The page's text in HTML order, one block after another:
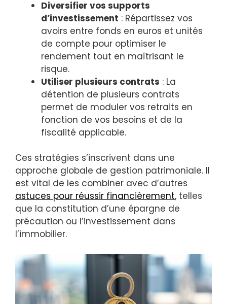
Diversifier vos supports
d’investissement : Répartissez vos
avoirs entre fonds en euros et unités
de compte pour optimiser le
rendement tout en maîtrisant le
risque.
Utiliser plusieurs contrats : La
détention de plusieurs contrats
permet de moduler vos retraits en
fonction de vos besoins et de la
fiscalité applicable.
Ces stratégies s’inscrivent dans une
approche globale de gestion patrimoniale. Il
est vital de les combiner avec d’autres
astuces pour réussir financièrement, telles
que la constitution d’une épargne de
précaution ou l’investissement dans
l’immobilier.